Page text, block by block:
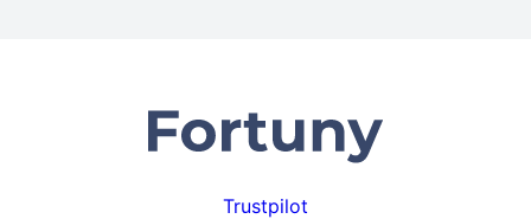
Trustpilot